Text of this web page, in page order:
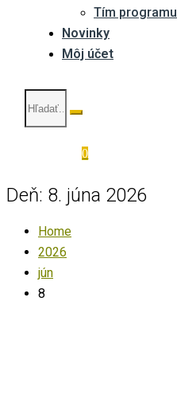
Tím programu
Novinky
Môj účet
0
Deň: 8. júna 2026
Home
2026
jún
8